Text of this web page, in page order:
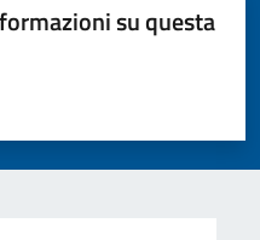
su questa
5